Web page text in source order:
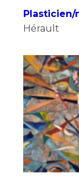
Adresse email*
Nom
Prénom
Statut /
Adresse email*
Nom
Plasticien/
Hérault